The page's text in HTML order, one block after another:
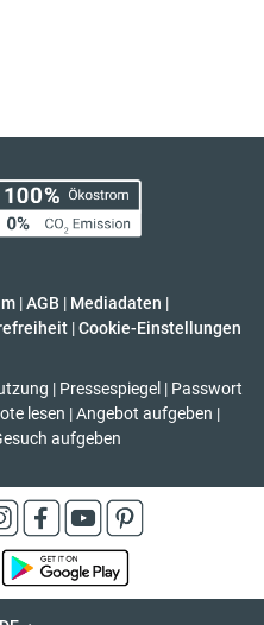
|AGB | Mediadaten |
| Cookie-Einstellungen
| Pressespiegel | Passwort
lesen | Angebot aufgeben |
aufgeben